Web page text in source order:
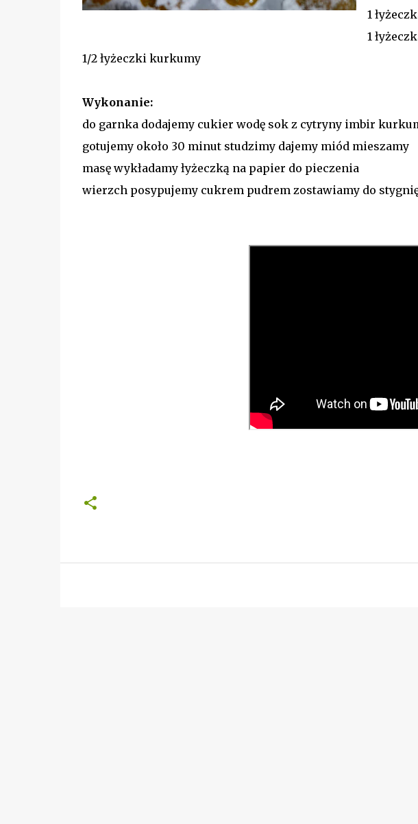
1
1
1/2 łyżeczki kurkumy
Wykonanie:
do garnka dodajemy cukier wodę sok z cytryny imbir
gotujemy około 30 minut studzimy dajemy miód mieszamy
masę wykładamy łyżeczką na papier do pieczenia
wierzch posypujemy cukrem pudrem zostawiamy do